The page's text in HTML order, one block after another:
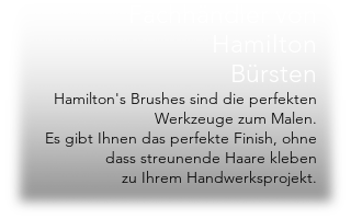
Hamilton's Brushes sind die perfekten
Werkzeuge zum Malen.
Es gibt Ihnen das perfekte Finish, ohne
dass streunende Haare kleben
zu Ihrem Handwerksprojekt.